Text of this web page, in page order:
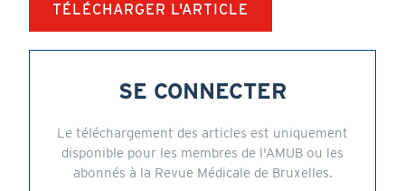
TÉLÉCHARGER L'ARTICLE
SE CONNECTER
Le téléchargement des articles est uniquement
disponible pour les membres de l'AMUB ou les
abonnés à la Revue Médicale de Bruxelles.